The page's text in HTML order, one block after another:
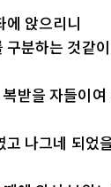
앉으리니
분하는 것같
받을 자들이여
나그네 되었